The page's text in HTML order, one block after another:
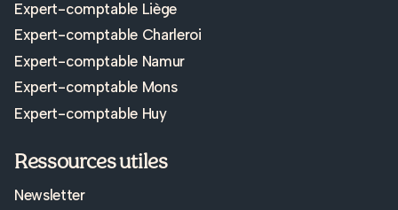
Expert-comptable Liège
Expert-comptable Charleroi
Expert-comptable Namur
Expert-comptable Mons
Expert-comptable Huy
Ressources utiles
Newsletter